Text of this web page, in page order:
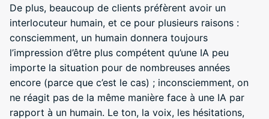
De plus, beaucoup de clients préfèrent avoir un
interlocuteur humain, et ce pour plusieurs raisons :
consciemment, un humain donnera toujours
l’impression d’être plus compétent qu’une IA peu
importe la situation pour de nombreuses années
encore (parce que c’est le cas) ; inconsciemment, on
ne réagit pas de la même manière face à une IA par
rapport à un humain. Le ton, la voix, les hésitations,